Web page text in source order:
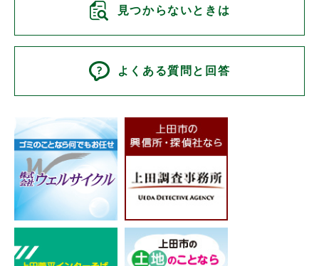
見つからないときは
よくある質問と回答